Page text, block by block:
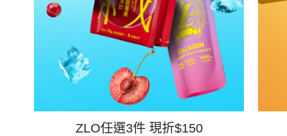
ZLO任選3件 現折$150